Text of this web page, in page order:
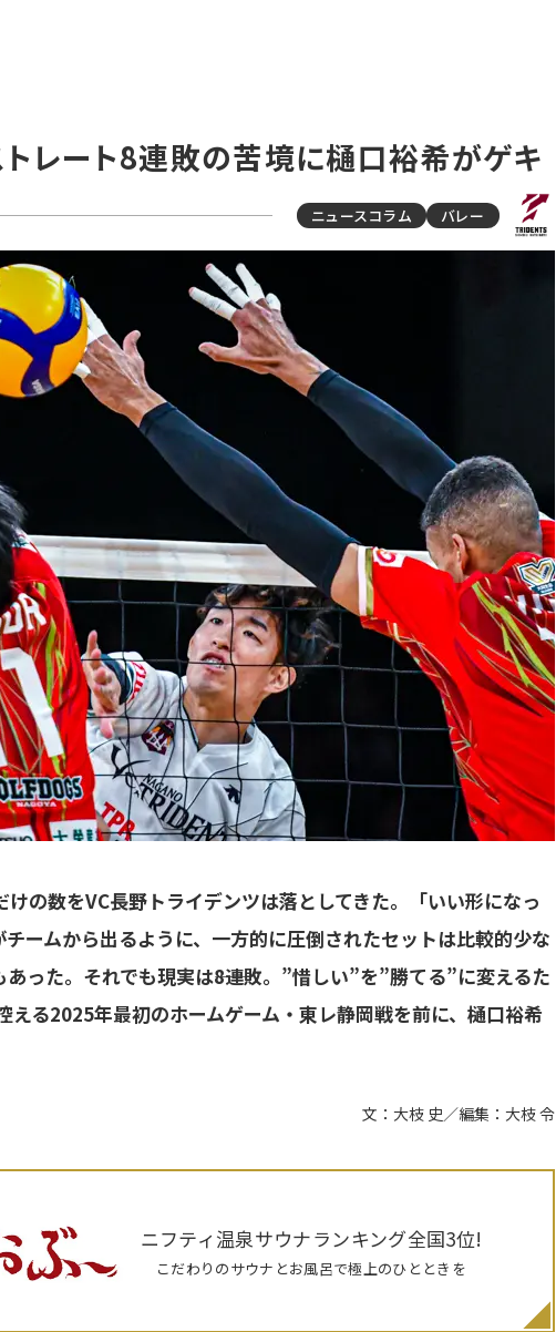
トレート8連敗の苦境に樋口裕希がゲキ
ニュースコラム バレー
の数をVC長野トライデンツは落としてきた。「いい形になっ
ームから出るように、一方的に圧倒されたセットは比較的少な
った。それでも現実は――8連敗。”惜しい”を”勝てる”に変えるた
る2025年最初のホームゲーム・東レ静岡戦を前に、樋口裕希
文：大枝 史／編集：大枝 令
ニフティ温泉サウナランキング全国3位!
こだわりのサウナとお風呂で極上のひとときを